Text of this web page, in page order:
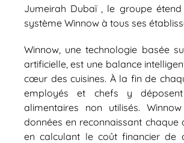
Jumeirah Dubaï , le groupe
système Winnow à tous ses
Winnow, une technologie basée
artificielle, est une balance
cœur des cuisines. À la fin de
employés et chefs y
alimentaires non utilisés.
données en reconnaissant chaque
en calculant le coût financier de